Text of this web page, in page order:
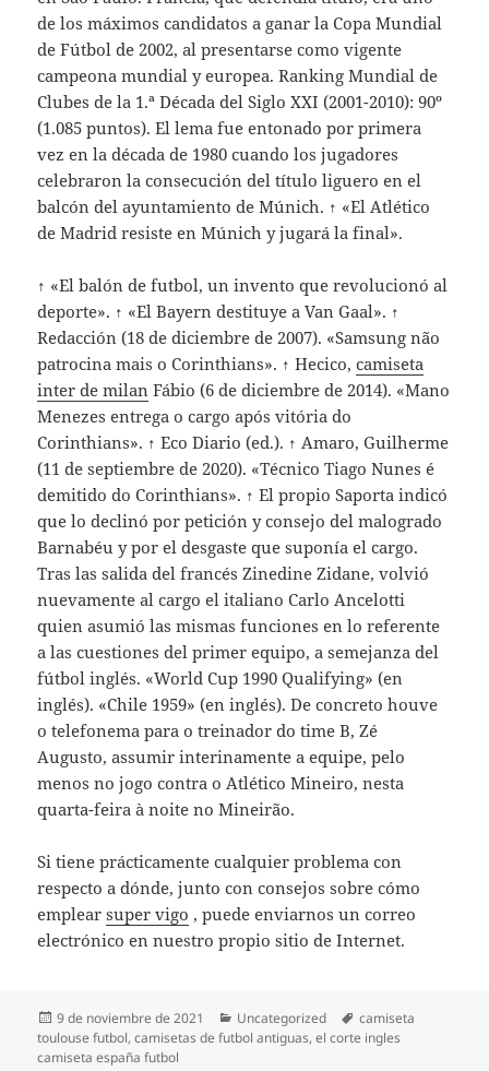
de los máximos candidatos a ganar la Copa Mundial
de Fútbol de 2002, al presentarse como vigente
campeona mundial y europea. Ranking Mundial de
Clubes de la 1.ª Década del Siglo XXI (2001-2010): 90º
(1.085 puntos). El lema fue entonado por primera
vez en la década de 1980 cuando los jugadores
celebraron la consecución del título liguero en el
balcón del ayuntamiento de Múnich. ↑ «El Atlético
de Madrid resiste en Múnich y jugará la final».
↑ «El balón de futbol, un invento que revolucionó al
deporte». ↑ «El Bayern destituye a Van Gaal». ↑
Redacción (18 de diciembre de 2007). «Samsung não
patrocina mais o Corinthians». ↑ Hecico,camiseta
inter de milan Fábio (6 de diciembre de 2014). «Mano
Menezes entrega o cargo após vitória do
Corinthians». ↑ Eco Diario (ed.). ↑ Amaro, Guilherme
(11 de septiembre de 2020). «Técnico Tiago Nunes é
demitido do Corinthians». ↑ El propio Saporta indicó
que lo declinó por petición y consejo del malogrado
Barnabéu y por el desgaste que suponía el cargo.
Tras las salida del francés Zinedine Zidane, volvió
nuevamente al cargo el italiano Carlo Ancelotti
quien asumió las mismas funciones en lo referente
a las cuestiones del primer equipo, a semejanza del
fútbol inglés. «World Cup 1990 Qualifying» (en
inglés). «Chile 1959» (en inglés). De concreto houve
o telefonema para o treinador do time B, Zé
Augusto, assumir interinamente a equipe, pelo
menos no jogo contra o Atlético Mineiro, nesta
quarta-feira à noite no Mineirão.
Si tiene prácticamente cualquier problema con
respecto a dónde, junto con consejos sobre cómo
emplearsuper vigo , puede enviarnos un correo
electrónico en nuestro propio sitio de Internet.
Publicado
el
9 de noviembre de 2021 Categorías
Uncategorized Etiquetas
camiseta
toulouse futbol,camisetas de futbol antiguas,el corte ingles
camiseta españa futbol